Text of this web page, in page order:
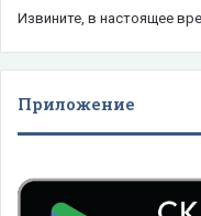
Извините, в настоящее
Приложение